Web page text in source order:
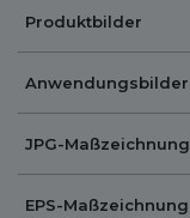
Produktbilder
Anwendungsbilder
JPG-Maßzeichnung
EPS-Maßzeichnung